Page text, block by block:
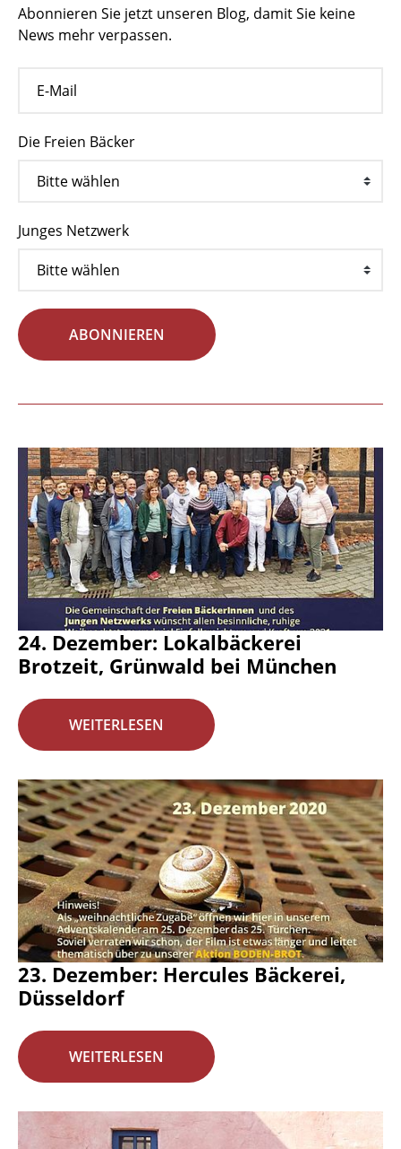
Abonnieren Sie jetzt unseren Blog, damit Sie keine
News mehr verpassen.
Die Freien Bäcker
Junges Netzwerk
ABONNIEREN
24. Dezember: Lokalbäckerei
Brotzeit, Grünwald bei München
WEITERLESEN
23. Dezember: Hercules Bäckerei,
Düsseldorf
WEITERLESEN